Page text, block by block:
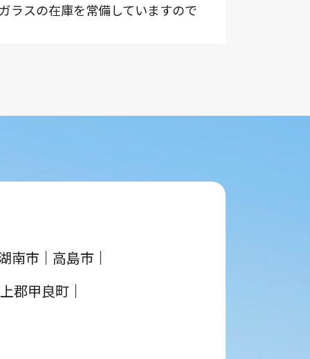
ラスの在庫を常備していますので
南市
高島市
郡甲良町